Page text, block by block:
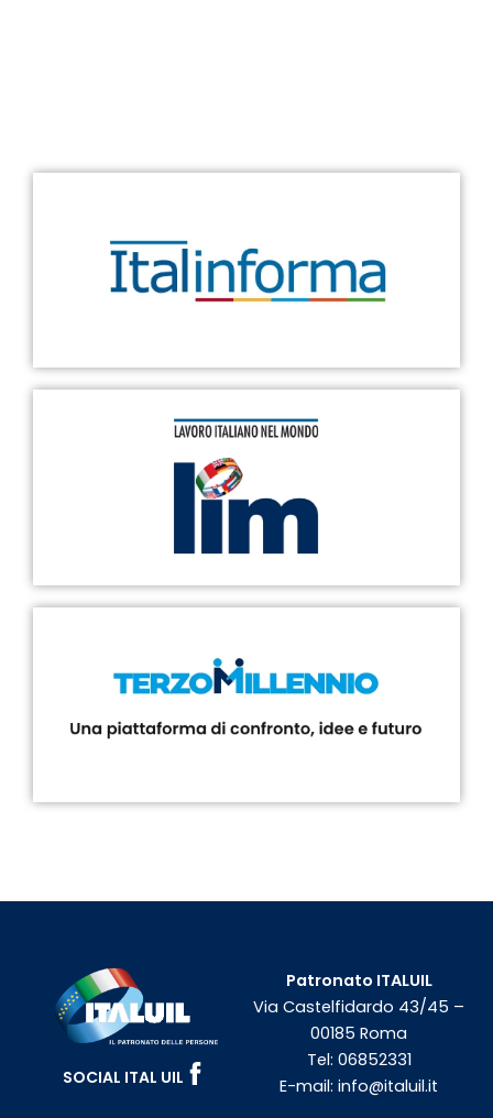
SOCIAL ITAL UIL
Patronato ITALUIL
Via Castelfidardo 43/45 –
00185 Roma
Tel: 06852331
E-mail: info@italuil.it